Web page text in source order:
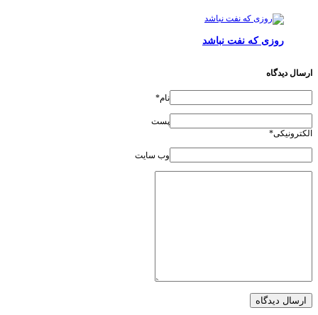
روزی که نفت نباشد
ارسال دیدگاه
نام*
پست
الکترونیکی*
وب سایت
ارسال دیدگاه